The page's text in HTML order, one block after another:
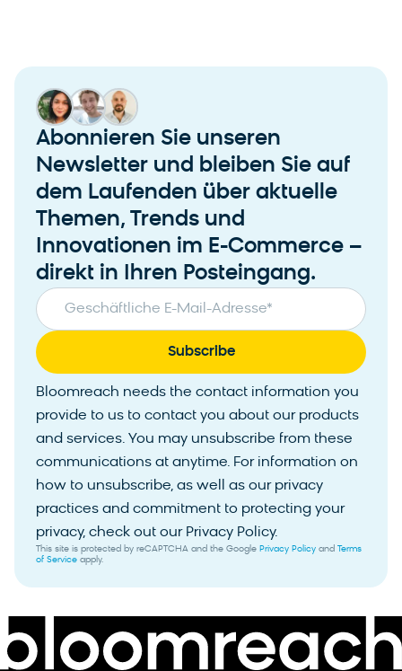
Abonnieren Sie unseren
Newsletter und bleiben Sie auf
dem Laufenden über aktuelle
Themen, Trends und
Innovationen im E-Commerce –
direkt in Ihren Posteingang.
Geschäftliche E-Mail-Adresse*
Bloomreach needs the contact information you
provide to us to contact you about our products
and services. You may unsubscribe from these
communications at anytime. For information on
how to unsubscribe, as well as our privacy
practices and commitment to protecting your
privacy, check out our Privacy Policy.
This site is protected by reCAPTCHA and the Google Privacy Policy and Terms
of Service apply.